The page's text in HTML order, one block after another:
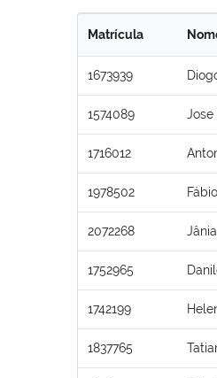
Matrícula
1673939
1574089 Jose
1716012
1978502
2072268
1752965
1742199
1837765